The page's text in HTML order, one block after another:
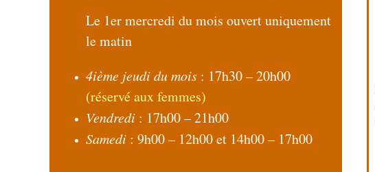
Le 1er mercredi du mois ouvert uniquement
le matin
4ième jeudi du mois : 17h30 – 20h00
(réservé aux femmes)
Vendredi: 17h00 – 21h00
Samedi: 9h00 – 12h00 et 14h00 – 17h00